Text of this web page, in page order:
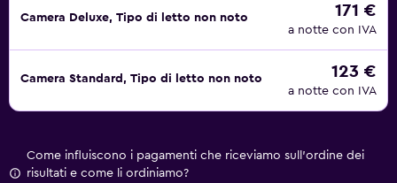
Camera Deluxe, Tipo di letto non noto 171 €
a notte con IVA
Camera Standard, Tipo di letto non noto 123 €
a notte con IVA
Come influiscono i pagamenti che riceviamo sull'ordine dei
risultati e come li ordiniamo?